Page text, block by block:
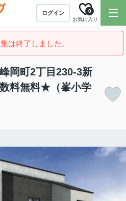
ログイン
お気に入り
0
は終了しました。
岡町2丁目230-3新
料無料★（峯小学